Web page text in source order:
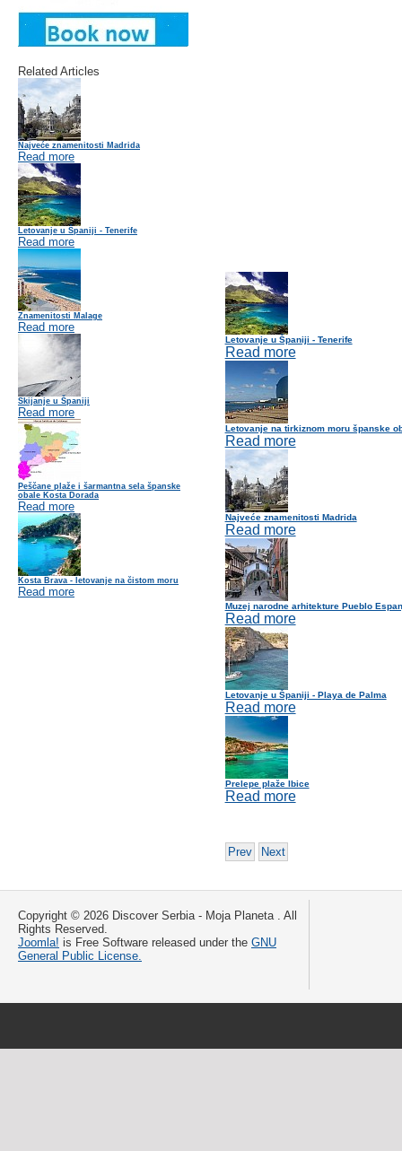
Related Articles
Najveće znamenitosti Madrida
Read more
Letovanje u Španiji - Tenerife
Read more
Znamenitosti Malage
Read more
Skijanje u Španiji
Read more
Peščane plaže i šarmantna sela španske
obale Kosta Dorada
Read more
Kosta Brava - letovanje na čistom moru
Read more
Letovanje u Španiji - Tenerife
Read more
Letovanje na tirkiznom moru španske
Read more
Najveće znamenitosti Madrida
Read more
Muzej narodne arhitekture Pueblo
Read more
Letovanje u Španiji - Playa de Palma
Read more
Prelepe plaže Ibice
Read more
Prev Next
Copyright © 2026 Discover Serbia - Moja Planeta . All
Rights Reserved.
Joomla! is Free Software released under the GNU
General Public License.